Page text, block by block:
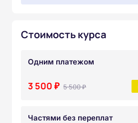
Стоимость курса
Одним платежом
3 500 ₽ 5 500 ₽
Частями без переплат